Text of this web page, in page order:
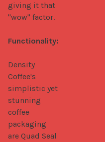
giving it that
"wow" factor.
Functionality:
Density
Coffee's
simplistic yet
stunning
coffee
packaging
are Quad Seal